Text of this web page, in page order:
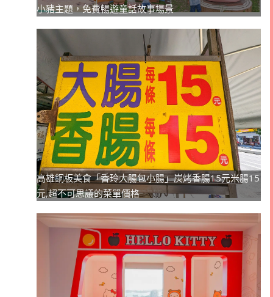
小豬主題，免費暢遊童話故事場景
高雄銅板美食「香玲大腸包小腸」炭烤香腸15元米腸15
元,超不可思議的菜單價格